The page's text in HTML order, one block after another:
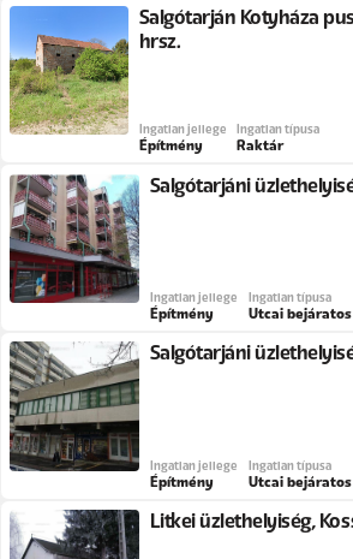
Salgótarján Kotyháza
hrsz.
Ingatlan jellege
Építmény
Ingatlan típusa
Raktár
Salgótarjáni
Ingatlan jellege
Építmény
Ingatlan típusa
Utcai
Salgótarjáni
Ingatlan jellege
Építmény
Ingatlan típusa
Utcai
Litkei üzlethelyiség,